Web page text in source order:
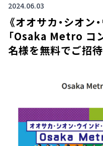
2024.06.03
《オオサカ・シオン
「Osaka Metro コ
名様を無料でご招待